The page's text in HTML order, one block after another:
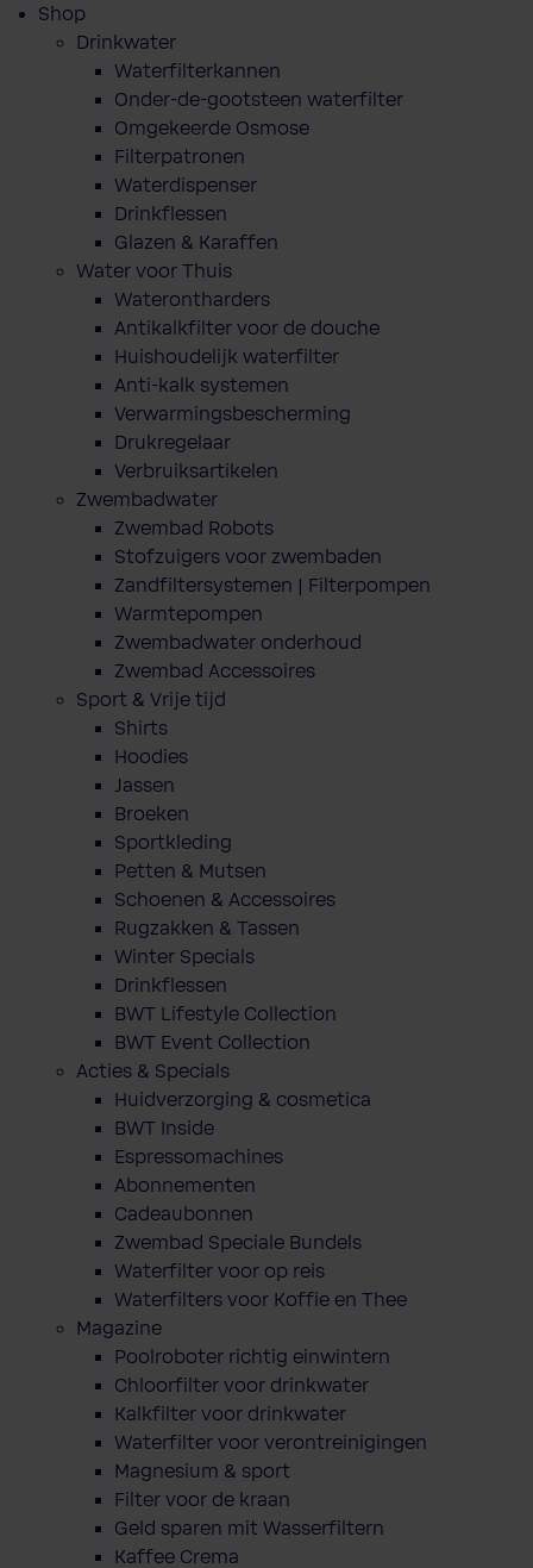
Shop
Drinkwater
Waterfilterkannen
Onder-de-gootsteen waterfilter
Omgekeerde Osmose
Filterpatronen
Waterdispenser
Drinkflessen
Glazen & Karaffen
Water voor Thuis
Waterontharders
Antikalkfilter voor de douche
Huishoudelijk waterfilter
Anti-kalk systemen
Verwarmingsbescherming
Drukregelaar
Verbruiksartikelen
Zwembadwater
Zwembad Robots
Stofzuigers voor zwembaden
Zandfiltersystemen | Filterpompen
Warmtepompen
Zwembadwater onderhoud
Zwembad Accessoires
Sport & Vrije tijd
Shirts
Hoodies
Jassen
Broeken
Sportkleding
Petten & Mutsen
Schoenen & Accessoires
Rugzakken & Tassen
Winter Specials
Drinkflessen
BWT Lifestyle Collection
BWT Event Collection
Acties & Specials
Huidverzorging & cosmetica
BWT Inside
Espressomachines
Abonnementen
Cadeaubonnen
Zwembad Speciale Bundels
Waterfilter voor op reis
Waterfilters voor Koffie en Thee
Magazine
Poolroboter richtig einwintern
Chloorfilter voor drinkwater
Kalkfilter voor drinkwater
Waterfilter voor verontreinigingen
Magnesium & sport
Filter voor de kraan
Geld sparen mit Wasserfiltern
Kaffee Crema